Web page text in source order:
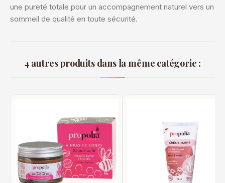
une pureté totale pour un accompagnement naturel vers un
sommeil de qualité en toute sécurité.
4 autres produits dans la même catégorie :